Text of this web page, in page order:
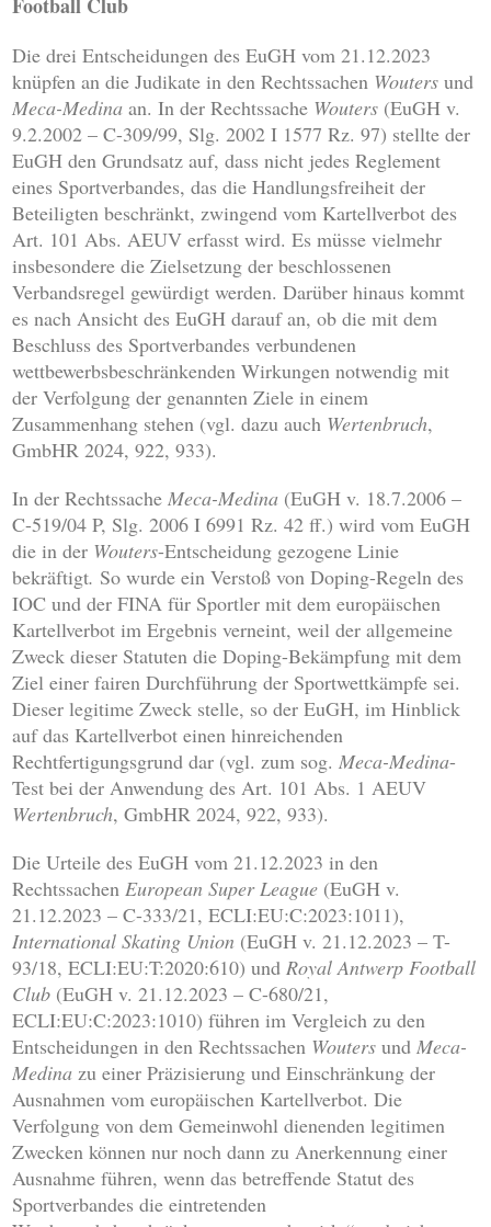
Football Club
Die drei Entscheidungen des EuGH vom 21.12.2023
knüpfen an die Judikate in den Rechtssachen Wouters und
Meca-Medina an. In der Rechtssache Wouters (EuGH v.
9.2.2002 – C-309/99, Slg. 2002 I 1577 Rz. 97) stellte der
EuGH den Grundsatz auf, dass nicht jedes Reglement
eines Sportverbandes, das die Handlungsfreiheit der
Beteiligten beschränkt, zwingend vom Kartellverbot des
Art. 101 Abs. AEUV erfasst wird. Es müsse vielmehr
insbesondere die Zielsetzung der beschlossenen
Verbandsregel gewürdigt werden. Darüber hinaus kommt
es nach Ansicht des EuGH darauf an, ob die mit dem
Beschluss des Sportverbandes verbundenen
wettbewerbsbeschränkenden Wirkungen notwendig mit
der Verfolgung der genannten Ziele in einem
Zusammenhang stehen (vgl. dazu auch Wertenbruch,
GmbHR 2024, 922, 933).
In der RechtssacheMeca-Medina (EuGH v. 18.7.2006 –
C-519/04 P, Slg. 2006 I 6991 Rz. 42 ff.) wird vom EuGH
die in der Wouters-Entscheidung gezogene Linie
bekräftigt. So wurde ein Verstoß von Doping-Regeln des
IOC und der FINA für Sportler mit dem europäischen
Kartellverbot im Ergebnis verneint, weil der allgemeine
Zweck dieser Statuten die Doping-Bekämpfung mit dem
Ziel einer fairen Durchführung der Sportwettkämpfe sei.
Dieser legitime Zweck stelle, so der EuGH, im Hinblick
auf das Kartellverbot einen hinreichenden
Rechtfertigungsgrund dar (vgl. zum sog.Meca-Medina-
Test bei der Anwendung des Art. 101 Abs. 1 AEUV
Wertenbruch, GmbHR 2024, 922, 933).
Die Urteile des EuGH vom 21.12.2023 in den
RechtssachenEuropean Super League (EuGH v.
21.12.2023 – C-333/21, ECLI:EU:C:2023:1011),
International Skating Union (EuGH v. 21.12.2023 – T-
93/18, ECLI:EU:T:2020:610) undRoyal Antwerp Football
Club (EuGH v. 21.12.2023 – C-680/21,
ECLI:EU:C:2023:1010) führen im Vergleich zu den
Entscheidungen in den Rechtssachen Wouters undMeca-
Medinazu einer Präzisierung und Einschränkung der
Ausnahmen vom europäischen Kartellverbot. Die
Verfolgung von dem Gemeinwohl dienenden legitimen
Zwecken können nur noch dann zu Anerkennung einer
Ausnahme führen, wenn das betreffende Statut des
Sportverbandes die eintretenden